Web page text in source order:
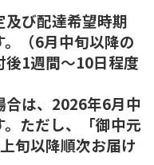
び配達希望時期
（6月中旬以降の
後1週間～10日程度
は、2026年6月中
ただし、「御中元
旬以降順次お届け